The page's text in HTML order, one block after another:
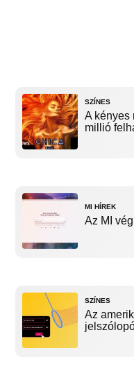
SZÍNES
A kényes
millió
MI HÍREK
Az MI
SZÍNES
Az